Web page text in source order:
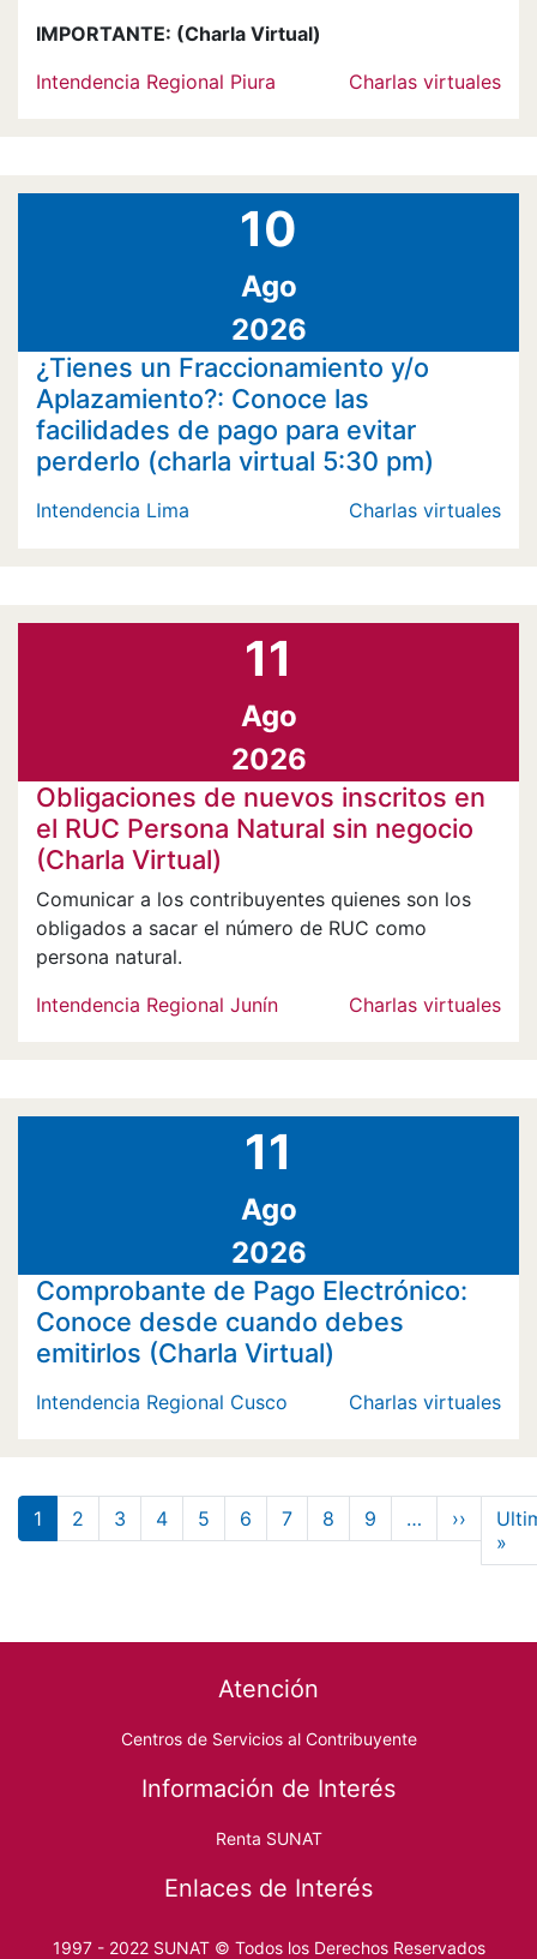
IMPORTANTE: (Charla Virtual)
Intendencia Regional Piura
Charlas virtuales
10
Ago
2026
¿Tienes un Fraccionamiento y/o
Aplazamiento?: Conoce las
facilidades de pago para evitar
perderlo (charla virtual 5:30 pm)
Intendencia Lima Charlas virtuales
11
Ago
2026
Obligaciones de nuevos inscritos en
el RUC Persona Natural sin negocio
(Charla Virtual)
Comunicar a los contribuyentes quienes son los
obligados a sacar el número de RUC como
persona natural.
Intendencia Regional Junín
Charlas virtuales
11
Ago
2026
Comprobante de Pago Electrónico:
Conoce desde cuando debes
emitirlos (Charla Virtual)
Intendencia Regional Cusco Charlas virtuales
Paginación
1 2 3 4 5 6 7 8 9 … ››
»
Atención
Centros de Servicios al Contribuyente
Información de Interés
Renta SUNAT
Enlaces de Interés
1997 - 2022 SUNAT © Todos los Derechos Reservados